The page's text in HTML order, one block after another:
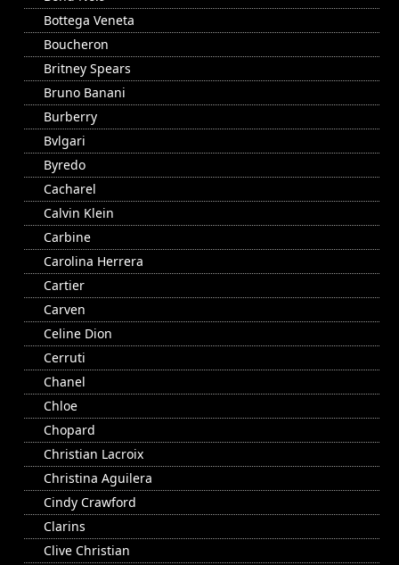
Bottega Veneta
Boucheron
Britney Spears
Bruno Banani
Burberry
Bvlgari
Byredo
Cacharel
Calvin Klein
Carbine
Carolina Herrera
Cartier
Carven
Celine Dion
Cerruti
Chanel
Chloe
Chopard
Christian Lacroix
Christina Aguilera
Cindy Crawford
Clarins
Clive Christian